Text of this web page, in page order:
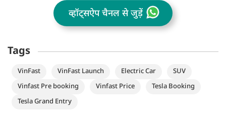
व्हॉट्सऐप चैनल से जुड़ें
Tags
VinFast VinFast Launch Electric Car
SUV
Vinfast Pre booking
Vinfast Price
Tesla Booking
Tesla Grand Entry